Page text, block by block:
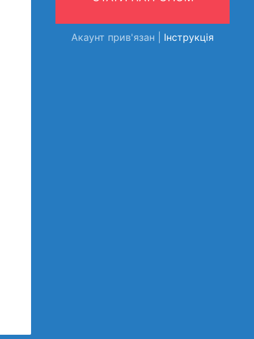
Акаунт прив'язан | Інструкція